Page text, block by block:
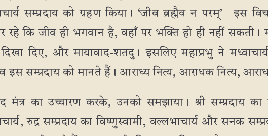
सम्प्रदाय को ग्रहण किया। ‘जीव ब्रह्मैव न
रहे कि जीव ही भगवान है, वहाँ पर भक्ति हो ही नहीं सकती।
दिए, और मायावाद-शतदु। इसलिए महाप्रभु ने
इस सम्प्रदाय को मानते हैं। आराध्य नित्य, आराधक नित्य,
मंत्र का उच्चारण करके, उनको समझाया। श्री सम्प्रदाय का
रुद्र सम्प्रदाय का विष्णुस्वामी, वल्लभाचार्य और सनक